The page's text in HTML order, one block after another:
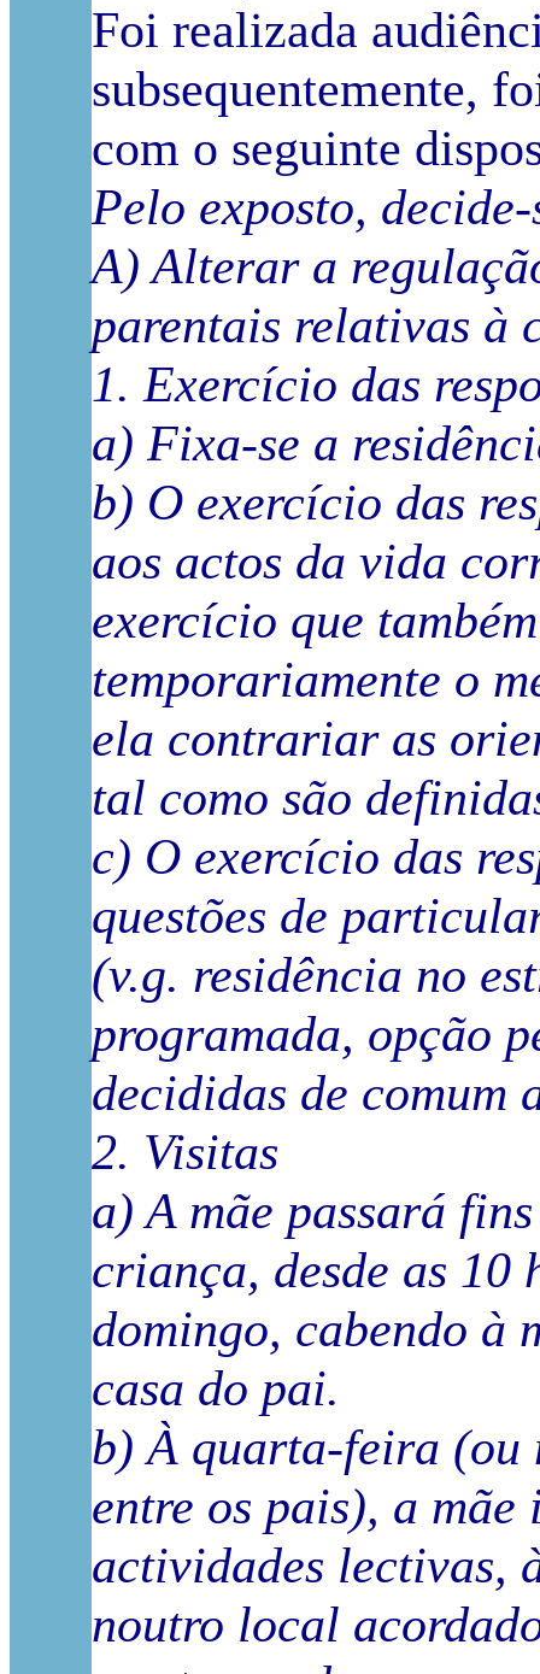
Foi realizada
subsequentemente,
com o seguinte
Pelo exposto,
A) Alterar a
parentais relativas à
1. Exercício das
a) Fixa-se a
b) O exercício das
aos actos da vida
exercício que
temporariamente o
ela contrariar as
tal como são
c) O exercício das
questões de
(v.g. residência no
programada, opção
decididas de comum
2. Visitas
a) A mãe passará
criança, desde as 10
domingo, cabendo à
casa do pai.
b) À quarta-feira (ou
entre os pais), a
actividades lectivas,
noutro local